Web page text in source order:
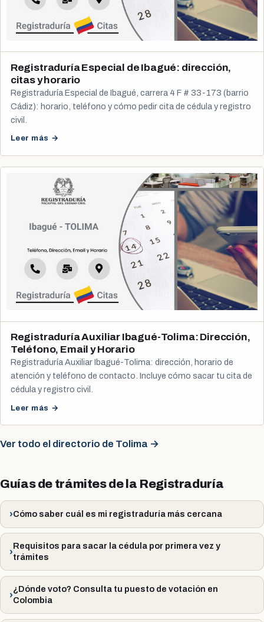
Registraduría Especial de Ibagué: dirección,
citas y horario
Registraduría Especial de Ibagué, carrera 4 F # 33-173 (barrio
Cádiz): horario, teléfono y cómo pedir cita de cédula y registro
civil.
Leer más →
Registraduría Auxiliar Ibagué-Tolima: Dirección,
Teléfono, Email y Horario
Registraduría Auxiliar Ibagué-Tolima: dirección, horario de
atención y teléfono de contacto. Incluye cómo sacar tu cita de
cédula y registro civil.
Leer más →
Ver todo el directorio de Tolima →
Guías de trámites de la Registraduría
Cómo saber cuál es mi registraduría más cercana
Requisitos para sacar la cédula por primera vez y
trámites
¿Dónde voto? Consulta tu puesto de votación en
Colombia